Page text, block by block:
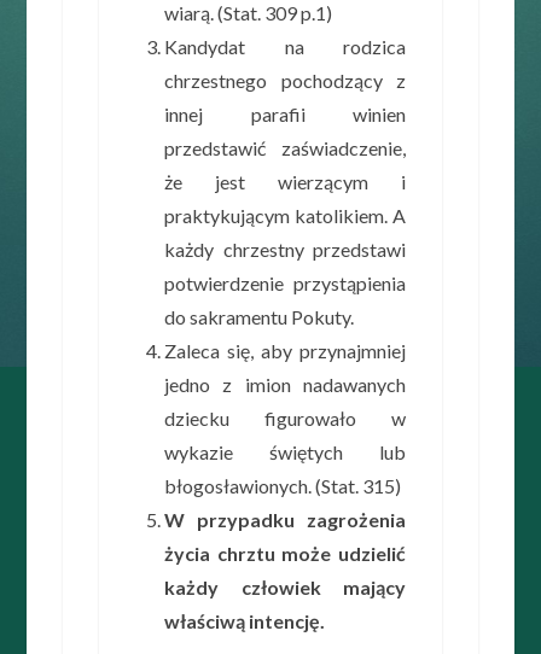
wiarą. (Stat. 309 p.1)
Kandydat na rodzica
chrzestnego pochodzący z
innej parafii winien
przedstawić zaświadczenie,
że jest wierzącym i
praktykującym katolikiem. A
każdy chrzestny przedstawi
potwierdzenie przystąpienia
do sakramentu Pokuty.
Zaleca się, aby przynajmniej
jedno z imion nadawanych
dziecku figurowało w
wykazie świętych lub
błogosławionych. (Stat. 315)
W przypadku zagrożenia
życia chrztu może udzielić
każdy człowiek mający
właściwą intencję.